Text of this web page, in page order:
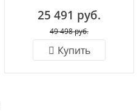
25 491 руб.
49 498 руб.
Купить